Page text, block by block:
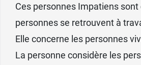
Ces personnes Impatiens sont
personnes se retrouvent à
Elle concerne les personnes
La personne considère les